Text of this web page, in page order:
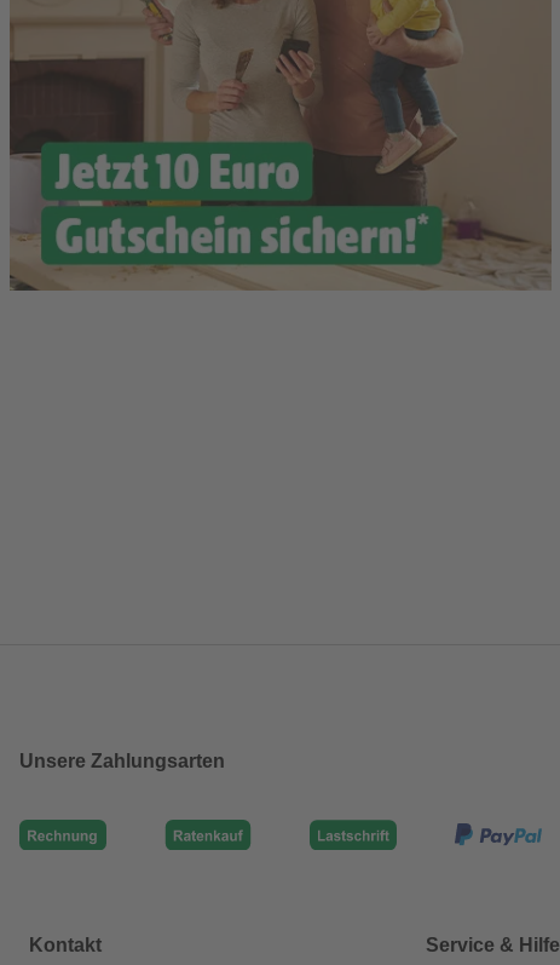
Unsere Zahlungsarten
Kontakt Service & Hilfe